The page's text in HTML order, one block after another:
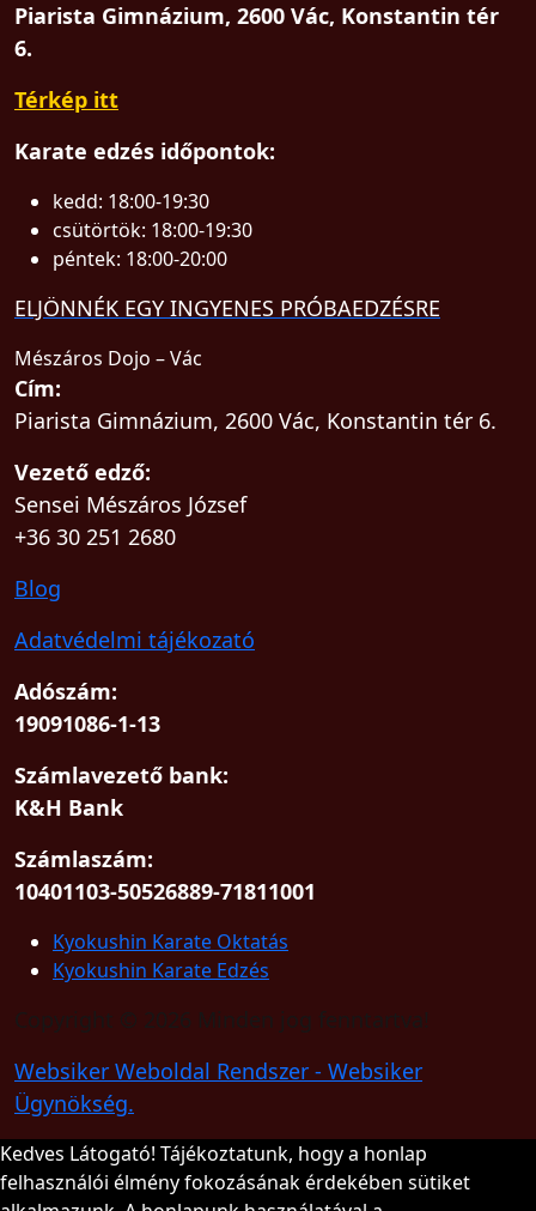
Piarista Gimnázium, 2600 Vác, Konstantin tér
6.
Térkép itt
Karate edzés időpontok:
kedd: 18:00-19:30
csütörtök: 18:00-19:30
péntek: 18:00-20:00
ELJÖNNÉK EGY INGYENES PRÓBAEDZÉSRE
Mészáros Dojo – Vác
Cím:
Piarista Gimnázium, 2600 Vác, Konstantin tér 6.
Vezető edző:
Sensei Mészáros József
+36 30 251 2680
Blog
Adatvédelmi tájékozató
Adószám:
19091086-1-13
Számlavezető bank:
K&H Bank
Számlaszám:
10401103-50526889-71811001
Kyokushin Karate Oktatás
Kyokushin Karate Edzés
Copyright © 2026 Minden jog fenntartva!
Websiker Weboldal Rendszer - Websiker
Ügynökség.
Kedves Látogató! Tájékoztatunk, hogy a honlap
felhasználói élmény fokozásának érdekében sütiket